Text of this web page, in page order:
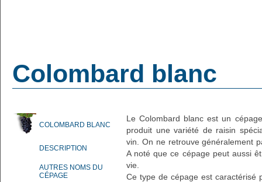
Colombard blanc
COLOMBARD BLANC
DESCRIPTION
AUTRES NOMS DU
CÉPAGE
Le Colombard blanc est un
produit une variété de raisin
vin. On ne retrouve généralement
A noté que ce cépage peut aussi
vie.
Ce type de cépage est caractérisé